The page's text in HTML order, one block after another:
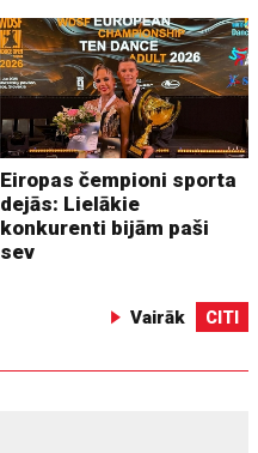
Eiropas čempioni sporta
dejās: Lielākie
konkurenti bijām paši
sev
Vairāk CITI